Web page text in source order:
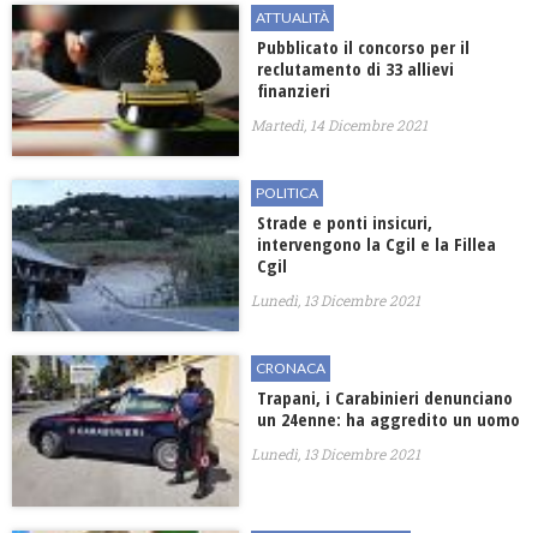
ATTUALITÀ
Pubblicato il concorso per il
reclutamento di 33 allievi
finanzieri
Martedì, 14 Dicembre 2021
POLITICA
Strade e ponti insicuri,
intervengono la Cgil e la Fillea
Cgil
Lunedì, 13 Dicembre 2021
CRONACA
Trapani, i Carabinieri denunciano
un 24enne: ha aggredito un uomo
Lunedì, 13 Dicembre 2021